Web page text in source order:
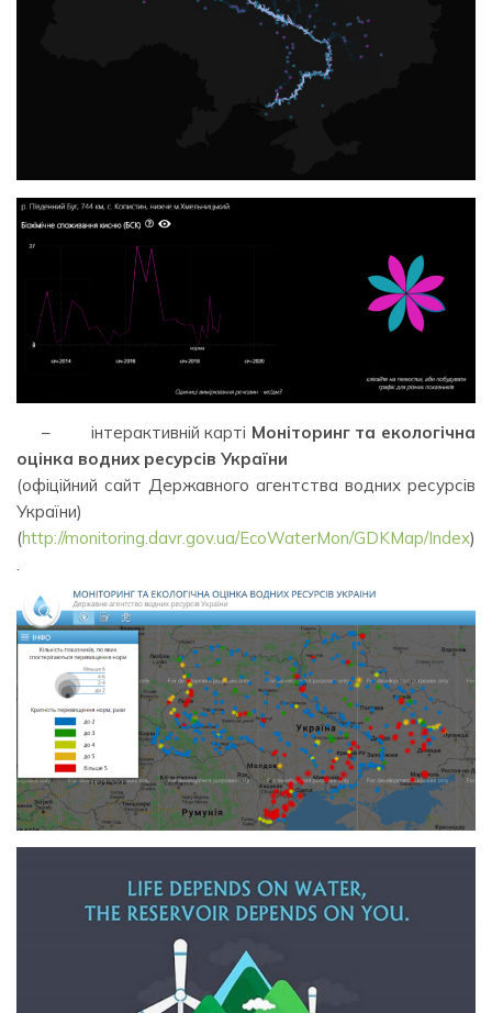
– інтерактивній карті Моніторинг та екологічна
оцінка водних ресурсів України
(офіційний сайт Державного агентства водних ресурсів
України)
(http://monitoring.davr.gov.ua/EcoWaterMon/GDKMap/Index)